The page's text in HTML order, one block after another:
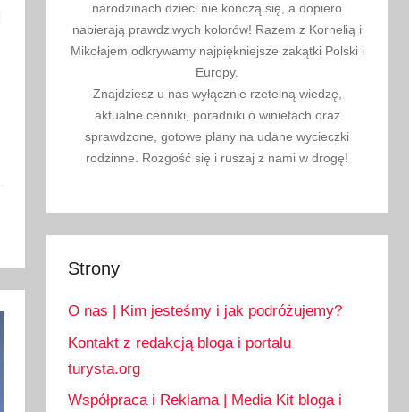
narodzinach dzieci nie kończą się, a dopiero
nabierają prawdziwych kolorów! Razem z Kornelią i
Mikołajem odkrywamy najpiękniejsze zakątki Polski i
Europy.
Znajdziesz u nas wyłącznie rzetelną wiedzę,
aktualne cenniki, poradniki o winietach oraz
sprawdzone, gotowe plany na udane wycieczki
rodzinne. Rozgość się i ruszaj z nami w drogę!
Strony
O nas | Kim jesteśmy i jak podróżujemy?
Kontakt z redakcją bloga i portalu
turysta.org
Współpraca i Reklama | Media Kit bloga i